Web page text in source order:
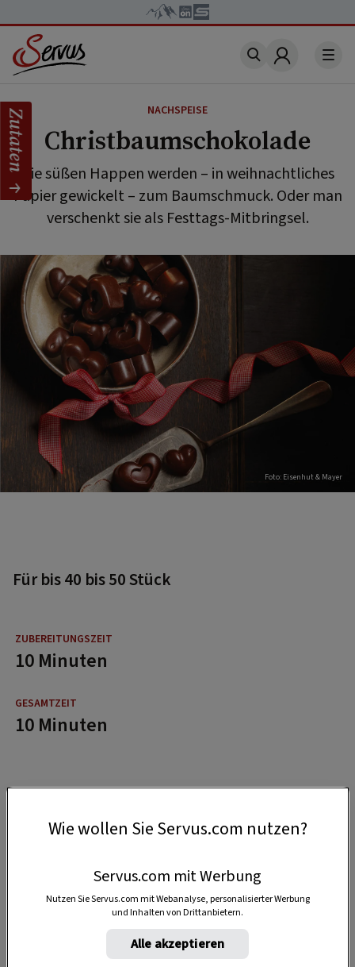
Account
NACHSPEISE
Christbaumschokolade
Die süßen Happen werden – in weihnachtliches
Papier gewickelt – zum Baumschmuck. Oder man
verschenkt sie als Festtags-Mitbringsel.
Foto: Eisenhut & Mayer
Für bis 40 bis 50 Stück
10 Minuten
10 Minuten
Zutaten
Wie wollen Sie Servus.com nutzen?
Servus.com mit Werbung
Nutzen Sie Servus.com mit Webanalyse, personalisierter Werbung
und Inhalten von Drittanbietern.
Alle akzeptieren